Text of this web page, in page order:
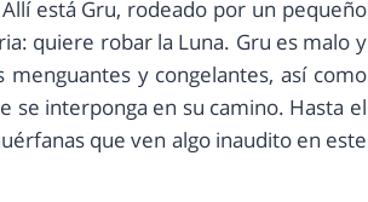
está Gru, rodeado por un pequeño
quiere robar la Luna. Gru es malo y
y congelantes, así como
se interponga en su camino. Hasta el
que ven algo inaudito en este